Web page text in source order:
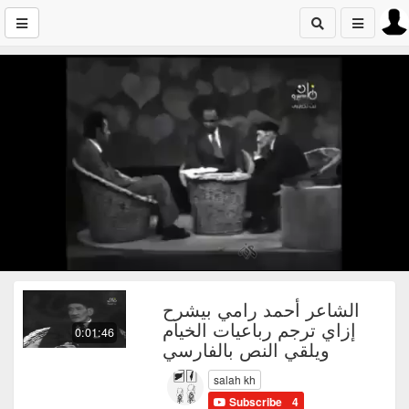
0:01:46
‏الشاعر أحمد رامي بيشرح
إزاي ترجم رباعيات الخيام
ويلقي النص بالفارسي
salah kh
Subscribe 4